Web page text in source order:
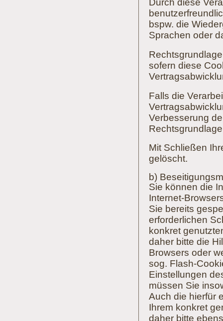
Durch diese
bspw. die
Sprachen oder
sofern diese
Falls die
Verbesserung
Mit Schließen
gelöscht.
b)
Sie können die
Internet-
Sie bereits
erforderlichen
konkret
daher bitte die
Browsers oder
sog. Flash-
Einstellungen
müssen Sie
Auch die hierfür
Ihrem konkret
daher bitte